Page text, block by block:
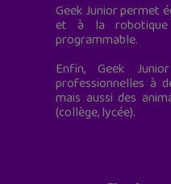
Geek Junior permet
et à la
programmable.
Enfin, Geek
professionnelles à
mais aussi des
(collège, lycée).